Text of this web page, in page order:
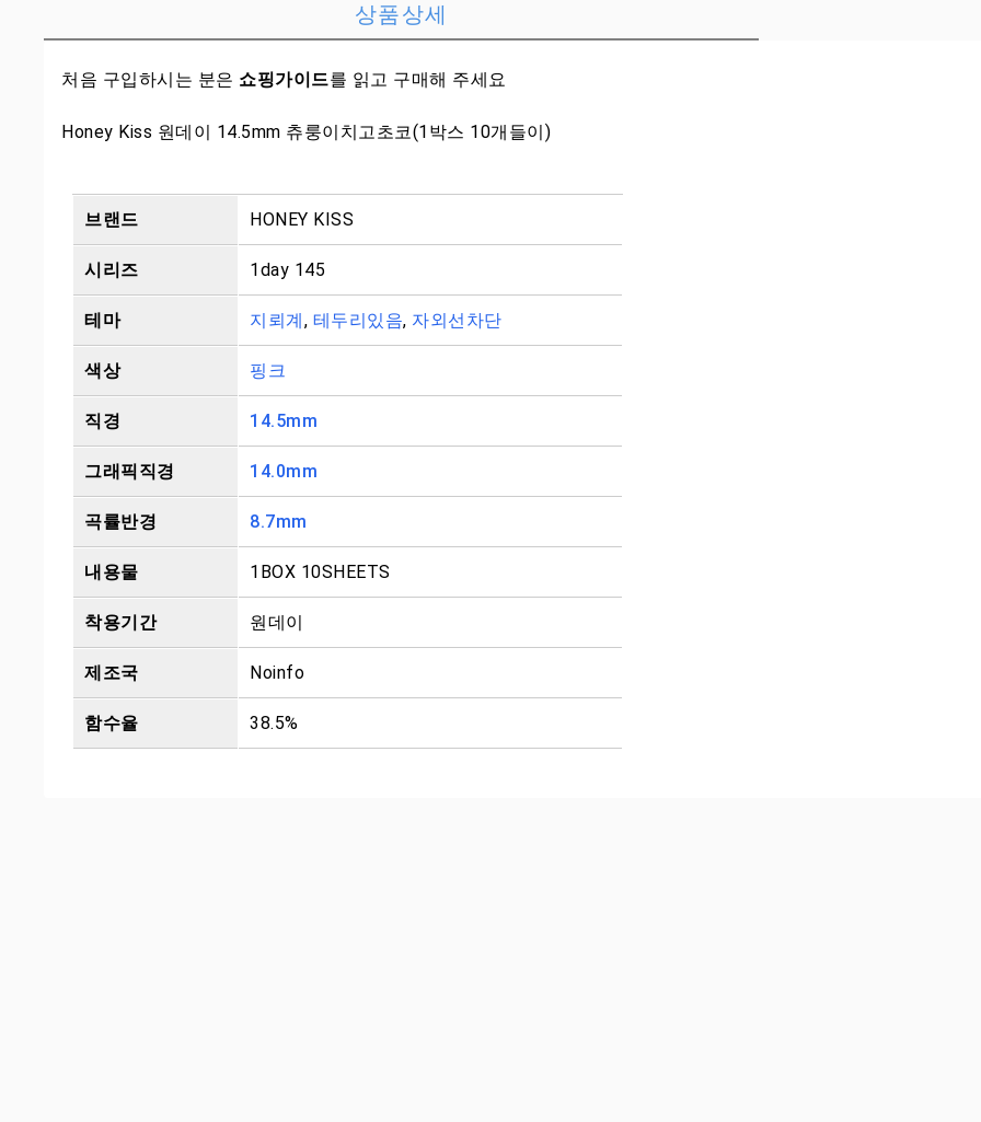
상품상세
처음 구입하시는 분은 쇼핑가이드를 읽고 구매해 주세요
Honey Kiss 원데이 14.5mm 츄룽이치고초코(1박스 10개들이)
브랜드 HONEY KISS
시리즈 1day 145
테마 지뢰계, 테두리있음, 자외선차단
색상 핑크
직경 14.5mm
그래픽직경 14.0mm
곡률반경 8.7mm
내용물 1BOX 10SHEETS
착용기간 원데이
제조국 Noinfo
함수율 38.5%